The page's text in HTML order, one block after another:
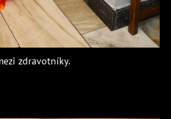
zdravotníky.